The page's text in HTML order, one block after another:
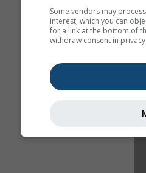
Some vendors may
interest, which you can
for a link at the bottom of
withdraw consent in